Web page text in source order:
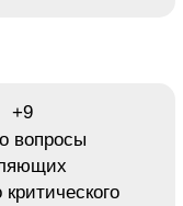
+9
вопросы